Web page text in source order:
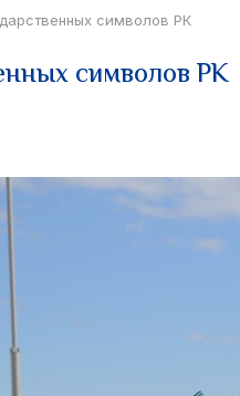
символов РК
символов РК